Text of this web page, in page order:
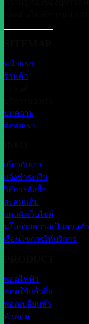
หน้าแรก
ร้านค้า
บทความ
ติดต่อเรา
เกี่ยวกับเรา
แจ้งชำระเงิน
วิธีการสั่งซื้อ
สะสมแต้ม
แผนผังเว็บไซต์
นโยบายความเป็นส่วนตัว
เงื่อนไขการให้บริการ
พอตไฟฟ้า
พอตใช้แล้วทิ้ง
พอตเปลี่ยนหัว
หัวพอต